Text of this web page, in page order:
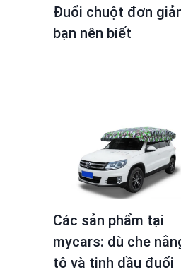
Đuổi chuột đơn
bạn nên biết
Các sản phẩm tại
mycars: dù che
tô và tinh dầu đuổi